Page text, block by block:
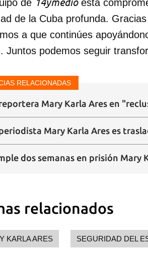
de
está
de la Cuba profunda.
a que continúes
. Juntos podemos seguir
RELACIONADAS
Mary Karla Ares en
Mary Karla Ares es
dos semanas en prisión
relacionados
KARLA ARES SEGURIDAD DEL